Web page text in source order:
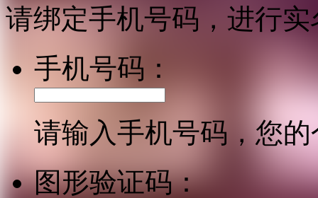
请绑定手机号码，进行
手机号码：
请输入手机号码，您
图形验证码：